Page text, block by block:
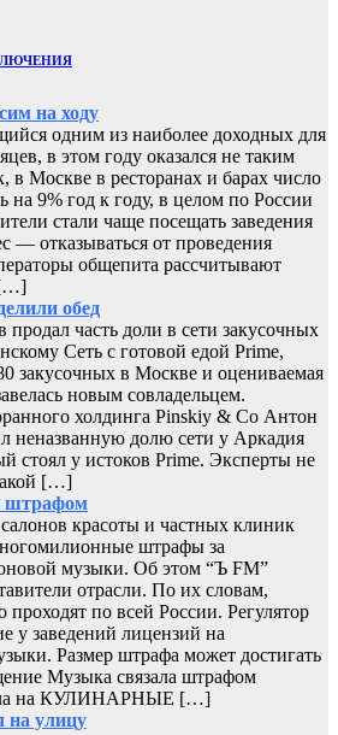
на ходу
одним из наиболее доходных для
в этом году оказался не таким
Москве в ресторанах и барах число
на 9% год к году, в целом по России
стали чаще посещать заведения
— отказываться от проведения
общепита рассчитывают
[…]
обед
часть доли в сети закусочных
Сеть с готовой едой Prime,
закусочных в Москве и оцениваемая
новым совладельцем.
холдинга Pinskiy & Co Антон
неназванную долю сети у Аркадия
стоял у истоков Prime. Эксперты не
[…]
штрафом
красоты и частных клиник
штрафы за
музыки. Об этом “Ъ FM”
отрасли. По их словам,
проходят по всей России. Регулятор
у заведений лицензий на
Размер штрафа может достигать
Музыка связала штрафом
на КУЛИНАРНЫЕ […]
улицу